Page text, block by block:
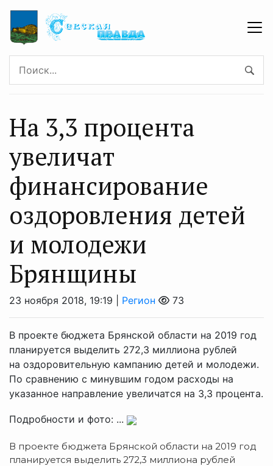
На 3,3 процента
увеличат
финансирование
оздоровления детей
и молодежи
Брянщины
23 ноября 2018, 19:19 | Регион 73
В проекте бюджета Брянской области на 2019 год
планируется выделить 272,3 миллиона рублей
на оздоровительную кампанию детей и молодежи.
По сравнению с минувшим годом расходы на
указанное направление увеличатся на 3,3 процента.
Подробности и фото: ...
В проекте бюджета Брянской области на 2019 год
планируется выделить 272,3 миллиона рублей